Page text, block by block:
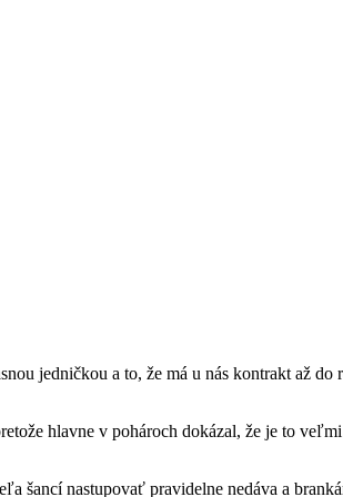
jedničkou a to, že má u nás kontrakt až do
hlavne v pohároch dokázal, že je to
šancí nastupovať pravidelne nedáva a